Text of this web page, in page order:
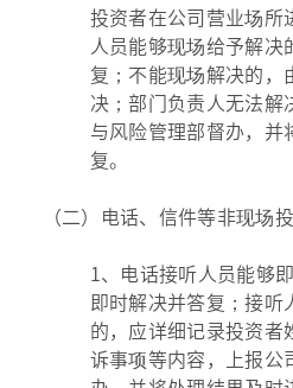
投资者在公司营业场所
人员能够现场给予解
复；不能现场解决的，
决；部门负责人无法
与风险管理部督办，并
复。
（二）电话、信件等非现场
1、电话接听人员能够
即时解决并答复；接听
的，应详细记录投资者
诉事项等内容，上报公